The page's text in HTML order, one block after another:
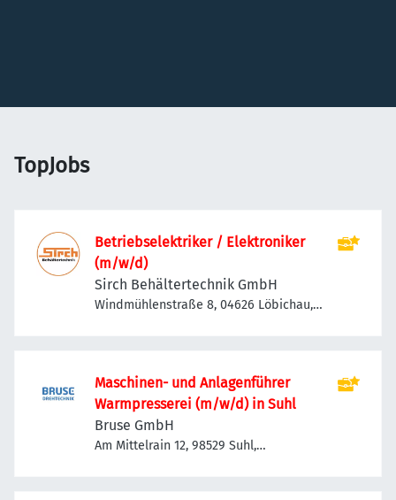
TopJobs
Betriebselektriker / Elektroniker
(m/w/d)
Sirch Behältertechnik GmbH
Windmühlenstraße 8, 04626 Löbichau,
Maschinen- und Anlagenführer
Warmpresserei (m/w/d) in Suhl
Bruse GmbH
Am Mittelrain 12, 98529 Suhl,